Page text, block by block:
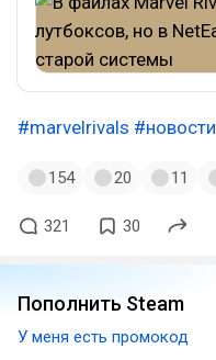
#marvelrivals #новости
154 20 11
321 30
Пополнить Steam
У меня есть промокод